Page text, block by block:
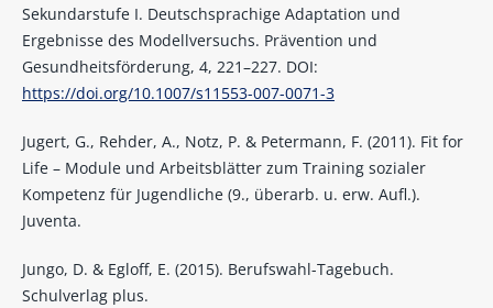
Sekundarstufe I. Deutschsprachige Adaptation und
Ergebnisse des Modellversuchs. Prävention und
Gesundheitsförderung, 4, 221–227. DOI:
https://doi.org/10.1007/s11553-007-0071-3
Jugert, G., Rehder, A., Notz, P. & Petermann, F. (2011). Fit for
Life – Module und Arbeitsblätter zum Training sozialer
Kompetenz für Jugendliche (9., überarb. u. erw. Aufl.).
Juventa.
Jungo, D. & Egloff, E. (2015). Berufswahl-Tagebuch.
Schulverlag plus.